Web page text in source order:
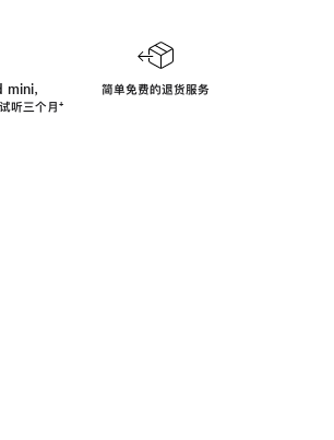
，
听三个月脚
⁺
简单免费的退货服务